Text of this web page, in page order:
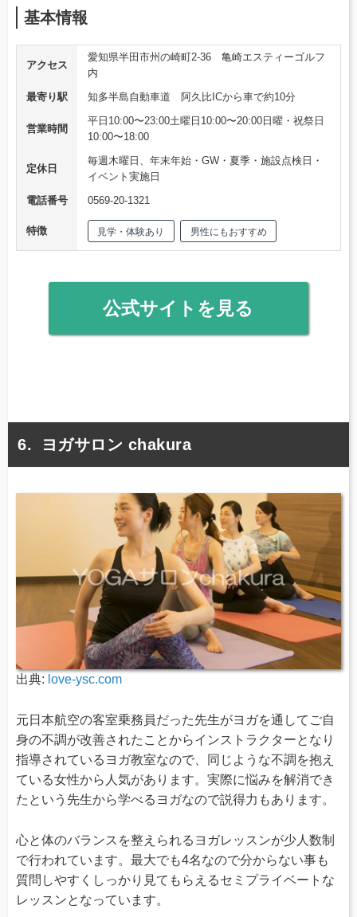
基本情報
アクセス
愛知県半田市州の崎町2-36 亀崎エスティーゴルフ
内
最寄り駅
知多半島自動車道 阿久比ICから車で約10分
営業時間
平日10:00〜23:00土曜日10:00〜20:00日曜・祝祭日
10:00〜18:00
定休日
毎週木曜日、年末年始・GW・夏季・施設点検日・
イベント実施日
電話番号
0569-20-1321
特徴 見学・体験あり 男性にもおすすめ
公式サイトを見る
ヨガサロン chakura
出典: love-ysc.com
元日本航空の客室乗務員だった先生がヨガを通してご自
身の不調が改善されたことからインストラクターとなり
指導されているヨガ教室なので、同じような不調を抱え
ている女性から人気があります。実際に悩みを解消でき
たという先生から学べるヨガなので説得力もあります。
心と体のバランスを整えられるヨガレッスンが少人数制
で行われています。最大でも4名なので分からない事も
質問しやすくしっかり見てもらえるセミプライベートな
レッスンとなっています。